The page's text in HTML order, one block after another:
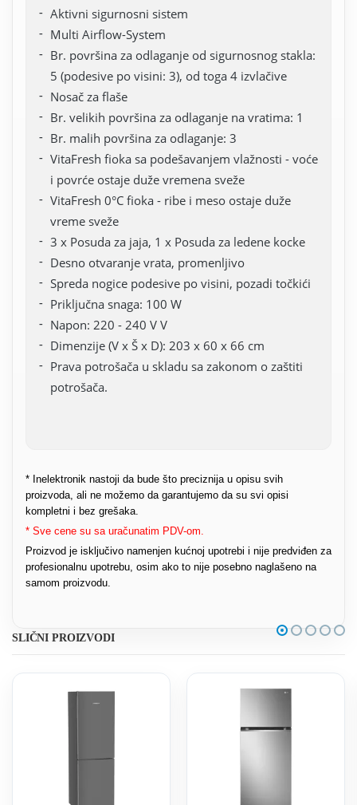
Aktivni sigurnosni sistem
Multi Airflow-System
Br. površina za odlaganje od sigurnosnog stakla:
5 (podesive po visini: 3), od toga 4 izvlačive
Nosač za flaše
Br. velikih površina za odlaganje na vratima: 1
Br. malih površina za odlaganje: 3
VitaFresh fioka sa podešavanjem vlažnosti - voće
i povrće ostaje duže vremena sveže
VitaFresh 0°C fioka - ribe i meso ostaje duže
vreme sveže
3 x Posuda za jaja, 1 x Posuda za ledene kocke
Desno otvaranje vrata, promenljivo
Spreda nogice podesive po visini, pozadi točkići
Priključna snaga: 100 W
Napon: 220 - 240 V V
Dimenzije (V x Š x D): 203 x 60 x 66 cm
Prava potrošača u skladu sa zakonom o zaštiti
potrošača.
* Inelektronik nastoji da bude što preciznija u opisu svih
proizvoda, ali ne možemo da garantujemo da su svi opisi
kompletni i bez grešaka.
* Sve cene su sa uračunatim PDV-om.
Proizvod je isključivo namenjen kućnoj upotrebi i nije predviđen za
profesionalnu upotrebu, osim ako to nije posebno naglašeno na
samom proizvodu.
SLIČNI PROIZVODI